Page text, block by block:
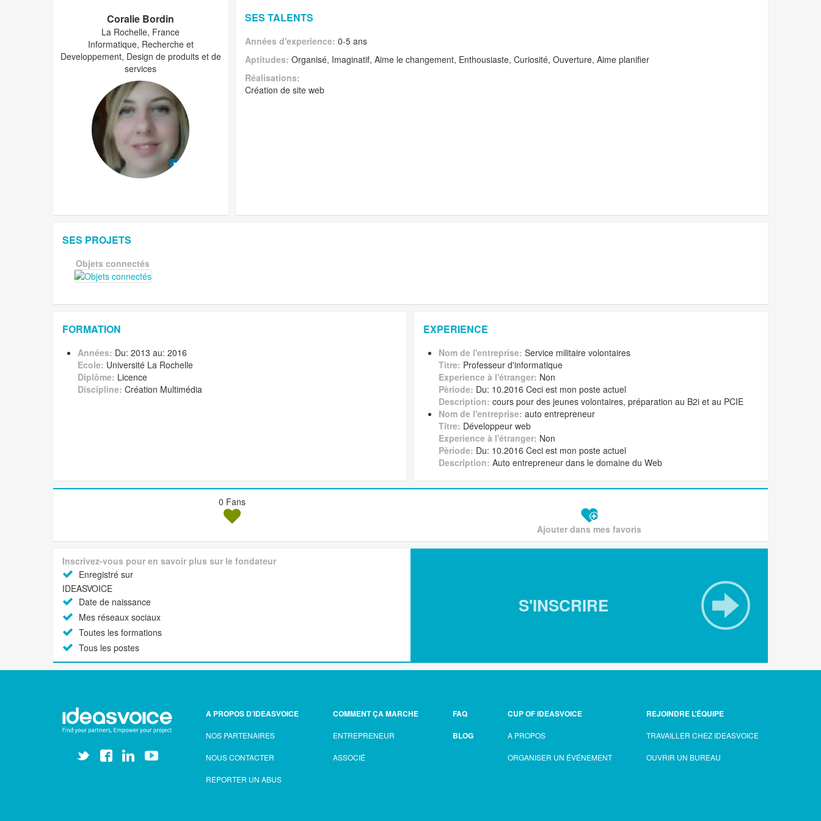
Coralie Bordin
La Rochelle, France
Informatique, Recherche et
Developpement, Design de produits et de
services
SES TALENTS
Années d'experience: 0-5 ans
Aptitudes: Organisé, Imaginatif, Aime le changement, Enthousiaste, Curiosité, Ouverture, Aime planifier
Réalisations:
Création de site web
SES PROJETS
Objets connectés
FORMATION
Années: Du: 2013 au: 2016
Ecole: Université La Rochelle
Diplôme: Licence
Discipline: Création Multimédia
EXPERIENCE
Nom de l'entreprise: Service militaire volontaires
Titre: Professeur d'informatique
Experience à l'étranger: Non
Pèriode: Du: 10.2016 Ceci est mon poste actuel
Description: cours pour des jeunes volontaires, préparation au B2i et au PCIE
Nom de l'entreprise: auto entrepreneur
Titre: Développeur web
Experience à l'étranger: Non
Pèriode: Du: 10.2016 Ceci est mon poste actuel
Description: Auto entrepreneur dans le domaine du Web
0 Fans
Ajouter dans mes favoris
Inscrivez-vous pour en savoir plus sur le fondateur
Enregistré sur
IDEASVOICE
Date de naissance
Mes réseaux sociaux
Toutes les formations
Tous les postes
S'INSCRIRE
A PROPOS D’IDEASVOICE
NOS PARTENAIRES
NOUS CONTACTER
REPORTER UN ABUS
COMMENT ÇA MARCHE
ENTREPRENEUR
ASSOCIÉ
FAQ
BLOG
CUP OF IDEASVOICE
A PROPOS
ORGANISER UN ÉVÉNEMENT
REJOINDRE L’ÉQUIPE
TRAVAILLER CHEZ IDEASVOICE
OUVRIR UN BUREAU